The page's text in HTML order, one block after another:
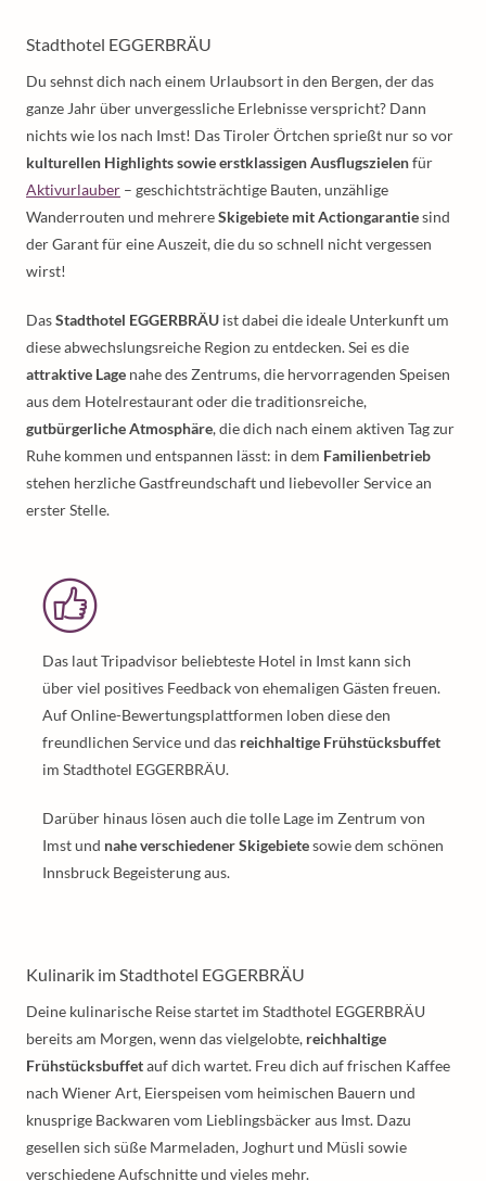
Stadthotel EGGERBRÄU
Du sehnst dich nach einem Urlaubsort in den Bergen, der das
ganze Jahr über unvergessliche Erlebnisse verspricht? Dann
nichts wie los nach Imst! Das Tiroler Örtchen sprießt nur so vor
kulturellen Highlights sowie erstklassigen Ausflugszielenfür
Aktivurlauber – geschichtsträchtige Bauten, unzählige
Wanderrouten und mehrereSkigebiete mit Actiongarantiesind
der Garant für eine Auszeit, die du so schnell nicht vergessen
wirst!
DasStadthotel EGGERBRÄU ist dabei die ideale Unterkunft um
diese abwechslungsreiche Region zu entdecken. Sei es die
attraktive Lage nahe des Zentrums, die hervorragenden Speisen
aus dem Hotelrestaurant oder die traditionsreiche,
gutbürgerliche Atmosphäre, die dich nach einem aktiven Tag zur
Ruhe kommen und entspannen lässt: in dem Familienbetrieb
stehen herzliche Gastfreundschaft und liebevoller Service an
erster Stelle.
Das laut Tripadvisor beliebteste Hotel in Imst kann sich
über viel positives Feedback von ehemaligen Gästen freuen.
Auf Online-Bewertungsplattformen loben diese den
freundlichen Service und das reichhaltige Frühstücksbuffet
im Stadthotel EGGERBRÄU.
Darüber hinaus lösen auch die tolle Lage im Zentrum von
Imst und nahe verschiedener Skigebietesowie dem schönen
Innsbruck Begeisterung aus.
Kulinarik im Stadthotel EGGERBRÄU
Deine kulinarische Reise startet im Stadthotel EGGERBRÄU
bereits am Morgen, wenn das vielgelobte, reichhaltige
Frühstücksbuffetauf dich wartet. Freu dich auf frischen Kaffee
nach Wiener Art, Eierspeisen vom heimischen Bauern und
knusprige Backwaren vom Lieblingsbäcker aus Imst. Dazu
gesellen sich süße Marmeladen, Joghurt und Müsli sowie
verschiedene Aufschnitte und vieles mehr.